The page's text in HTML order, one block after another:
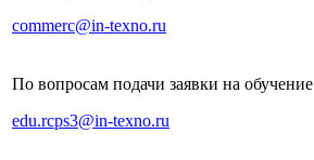
commerc@in-texno.ru
По вопросам подачи заявки на обучение
edu.rcps3@in-texno.ru